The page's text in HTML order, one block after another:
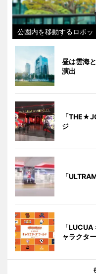
公園内を移動するロボッ
昼は雲海
演出
「
ジ
「
「
ャラクタ